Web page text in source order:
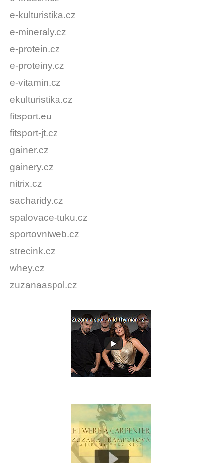
e-kulturistika.cz
e-mineraly.cz
e-protein.cz
e-proteiny.cz
e-vitamin.cz
ekulturistika.cz
fitsport.eu
fitsport-jt.cz
gainer.cz
gainery.cz
nitrix.cz
sacharidy.cz
spalovace-tuku.cz
sportovniweb.cz
strecink.cz
whey.cz
zuzanaaspol.cz